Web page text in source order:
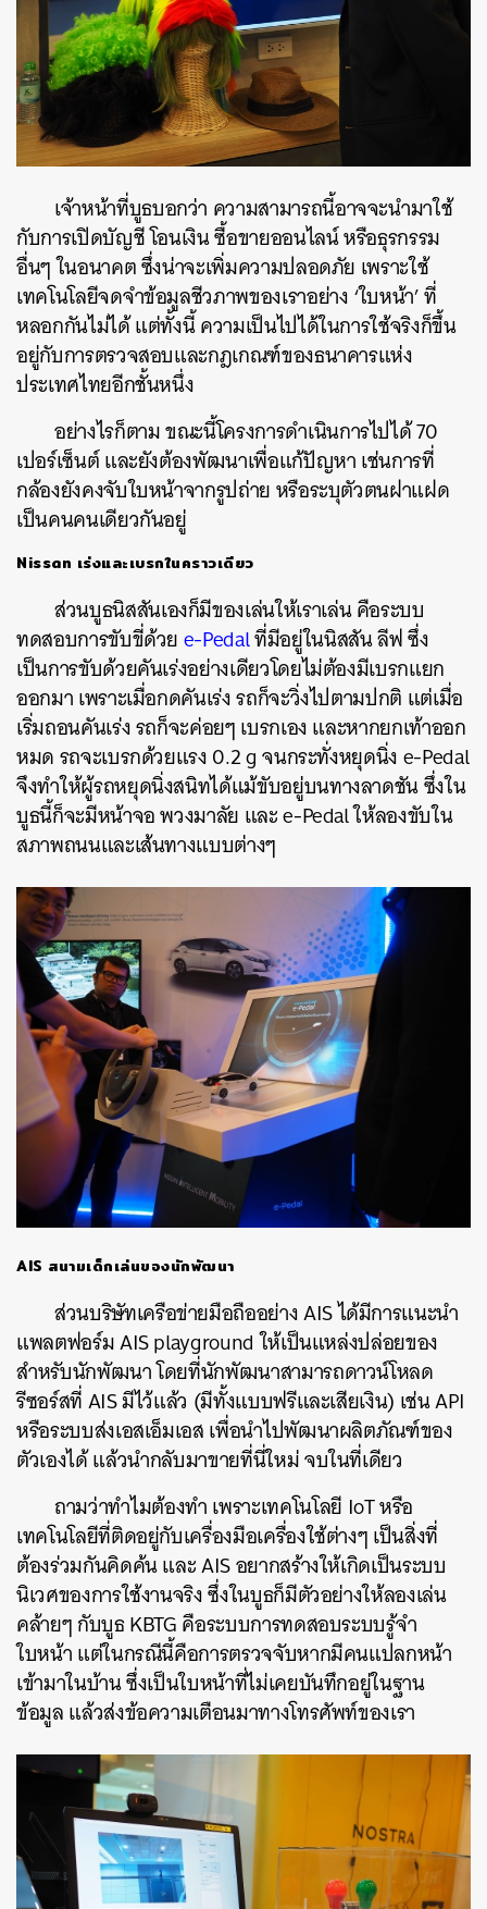
เจ้าหน้าที่บูธบอกว่า ความสามารถนี้อาจจะนำมาใช้
กับการเปิดบัญชี โอนเงิน ซื้อขายออนไลน์ หรือธุรกรรม
อื่นๆ ในอนาคต ซึ่งน่าจะเพิ่มความปลอดภัย เพราะใช้
เทคโนโลยีจดจำข้อมูลชีวภาพของเราอย่าง ‘ใบหน้า’ ที่
หลอกกันไม่ได้ แต่ทั้งนี้ ความเป็นไปได้ในการใช้จริงก็ขึ้น
อยู่กับการตรวจสอบและกฎเกณฑ์ของธนาคารแห่ง
ประเทศไทยอีกชั้นหนึ่ง
อย่างไรก็ตาม ขณะนี้โครงการดำเนินการไปได้ 70
เปอร์เซ็นต์ และยังต้องพัฒนาเพื่อแก้ปัญหา เช่นการที่
กล้องยังคงจับใบหน้าจากรูปถ่าย หรือระบุตัวตนฝาแฝด
เป็นคนคนเดียวกันอยู่
Nissan เร่งและเบรกในคราวเดียว
ส่วนบูธนิสสันเองก็มีของเล่นให้เราเล่น คือระบบ
ทดสอบการขับขี่ด้วยe-Pedalที่มีอยู่ในนิสสัน ลีฟ ซึ่ง
เป็นการขับด้วยคันเร่งอย่างเดียวโดยไม่ต้องมีเบรกแยก
ออกมา เพราะเมื่อกดคันเร่ง รถก็จะวิ่งไปตามปกติ แต่เมื่อ
เริ่มถอนคันเร่ง รถก็จะค่อยๆ เบรกเอง และหากยกเท้าออก
หมด รถจะเบรกด้วยแรง 0.2 g จนกระทั่งหยุดนิ่ง e-Pedal
จึงทำให้ผู้รถหยุดนิ่งสนิทได้แม้ขับอยู่บนทางลาดชัน ซึ่งใน
บูธนี้ก็จะมีหน้าจอ พวงมาลัย และ e-Pedal ให้ลองขับใน
สภาพถนนและเส้นทางแบบต่างๆ
AIS สนามเด็กเล่นของนักพัฒนา
ส่วนบริษัทเครือข่ายมือถืออย่าง AIS ได้มีการแนะนำ
แพลตฟอร์ม AIS playground ให้เป็นแหล่งปล่อยของ
สำหรับนักพัฒนา โดยที่นักพัฒนาสามารถดาวน์โหลด
รีซอร์สที่ AIS มีไว้แล้ว (มีทั้งแบบฟรีและเสียเงิน) เช่น API
หรือระบบส่งเอสเอ็มเอส เพื่อนำไปพัฒนาผลิตภัณฑ์ของ
ตัวเองได้ แล้วนำกลับมาขายที่นี่ใหม่ จบในที่เดียว
ถามว่าทำไมต้องทำ เพราะเทคโนโลยี IoT หรือ
เทคโนโลยีที่ติดอยู่กับเครื่องมือเครื่องใช้ต่างๆ เป็นสิ่งที่
ต้องร่วมกันคิดค้น และ AIS อยากสร้างให้เกิดเป็นระบบ
นิเวศของการใช้งานจริง ซึ่งในบูธก็มีตัวอย่างให้ลองเล่น
คล้ายๆ กับบูธ KBTG คือระบบการทดสอบระบบรู้จำ
ใบหน้า แต่ในกรณีนี้คือการตรวจจับหากมีคนแปลกหน้า
เข้ามาในบ้าน ซึ่งเป็นใบหน้าที่ไม่เคยบันทึกอยู่ในฐาน
ข้อมูล แล้วส่งข้อความเตือนมาทางโทรศัพท์ของเรา